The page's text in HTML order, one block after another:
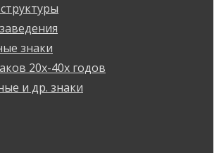
знаки
20х-40х годов
и др. знаки